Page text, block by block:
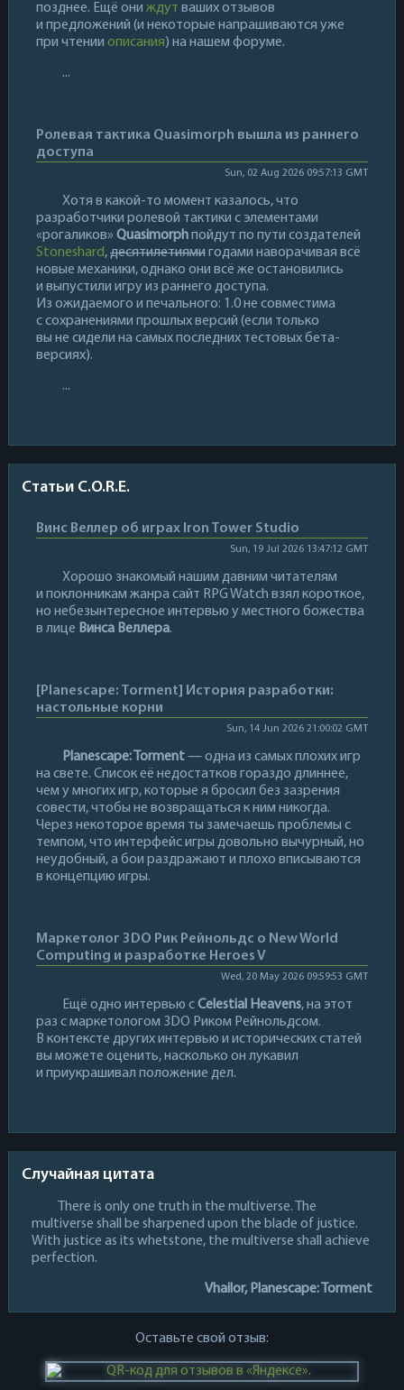
позднее. Ещё они ждут ваших отзывов
и предложений (и некоторые напрашиваются уже
при чтении описания) на нашем форуме.
...
Ролевая тактика Quasimorph вышла из раннего
доступа
Sun, 02 Aug 2026 09:57:13 GMT
Хотя в какой-то момент казалось, что
разработчики ролевой тактики с элементами
«рогаликов» Quasimorphпойдут по пути создателей
Stoneshard,десятилетиямигодами наворачивая всё
новые механики, однако они всё же остановились
и выпустили игру из раннего доступа.
Из ожидаемого и печального: 1.0 не совместима
с сохранениями прошлых версий (если только
вы не сидели на самых последних тестовых бета-
версиях).
...
Статьи C.O.R.E.
Винс Веллер об играх Iron Tower Studio
Sun, 19 Jul 2026 13:47:12 GMT
Хорошо знакомый нашим давним читателям
и поклонникам жанра сайт RPG Watch взял короткое,
но небезынтересное интервью у местного божества
в лице Винса Веллера.
[Planescape: Torment] История разработки:
настольные корни
Sun, 14 Jun 2026 21:00:02 GMT
Planescape: Torment— одна из самых плохих игр
на свете. Список её недостатков гораздо длиннее,
чем у многих игр, которые я бросил без зазрения
совести, чтобы не возвращаться к ним никогда.
Через некоторое время ты замечаешь проблемы с
темпом, что интерфейс игры довольно вычурный, но
неудобный, а бои раздражают и плохо вписываются
в концепцию игры.
Маркетолог 3DO Рик Рейнольдс о New World
Computing и разработке Heroes V
Wed, 20 May 2026 09:59:53 GMT
Ещё одно интервью сCelestial Heavens, на этот
раз с маркетологом 3DO Риком Рейнольдсом.
В контексте других интервью и исторических статей
вы можете оценить, насколько он лукавил
и приукрашивал положение дел.
Случайная цитата
There is only one truth in the multiverse. The
multiverse shall be sharpened upon the blade of justice.
With justice as its whetstone, the multiverse shall achieve
perfection.
Vhailor, Planescape: Torment
Оставьте свой отзыв: